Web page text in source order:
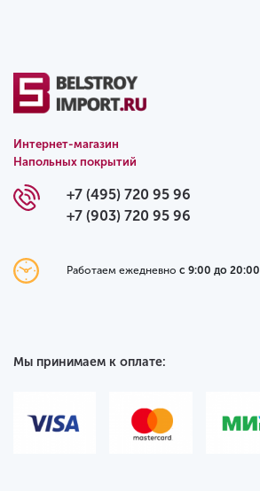
Интернет-магазин
Напольных покрытий
+7 (495) 720 95 96
+7 (903) 720 95 96
Работаем ежедневно с 9:00 до 20:00
Мы принимаем к оплате: